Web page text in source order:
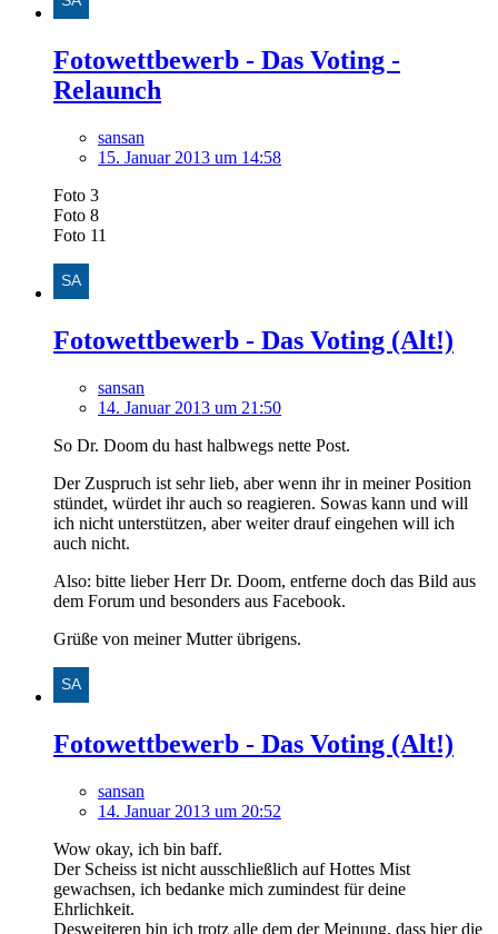
Fotowettbewerb - Das Voting -
Relaunch
sansan
15. Januar 2013 um 14:58
Foto 3
Foto 8
Foto 11
Fotowettbewerb - Das Voting (Alt!)
sansan
14. Januar 2013 um 21:50
So Dr. Doom du hast halbwegs nette Post.
Der Zuspruch ist sehr lieb, aber wenn ihr in meiner Position
stündet, würdet ihr auch so reagieren. Sowas kann und will
ich nicht unterstützen, aber weiter drauf eingehen will ich
auch nicht.
Also: bitte lieber Herr Dr. Doom, entferne doch das Bild aus
dem Forum und besonders aus Facebook.
Grüße von meiner Mutter übrigens.
Fotowettbewerb - Das Voting (Alt!)
sansan
14. Januar 2013 um 20:52
Wow okay, ich bin baff.
Der Scheiss ist nicht ausschließlich auf Hottes Mist
gewachsen, ich bedanke mich zumindest für deine
Ehrlichkeit.
Desweiteren bin ich trotz alle dem der Meinung, dass hier die